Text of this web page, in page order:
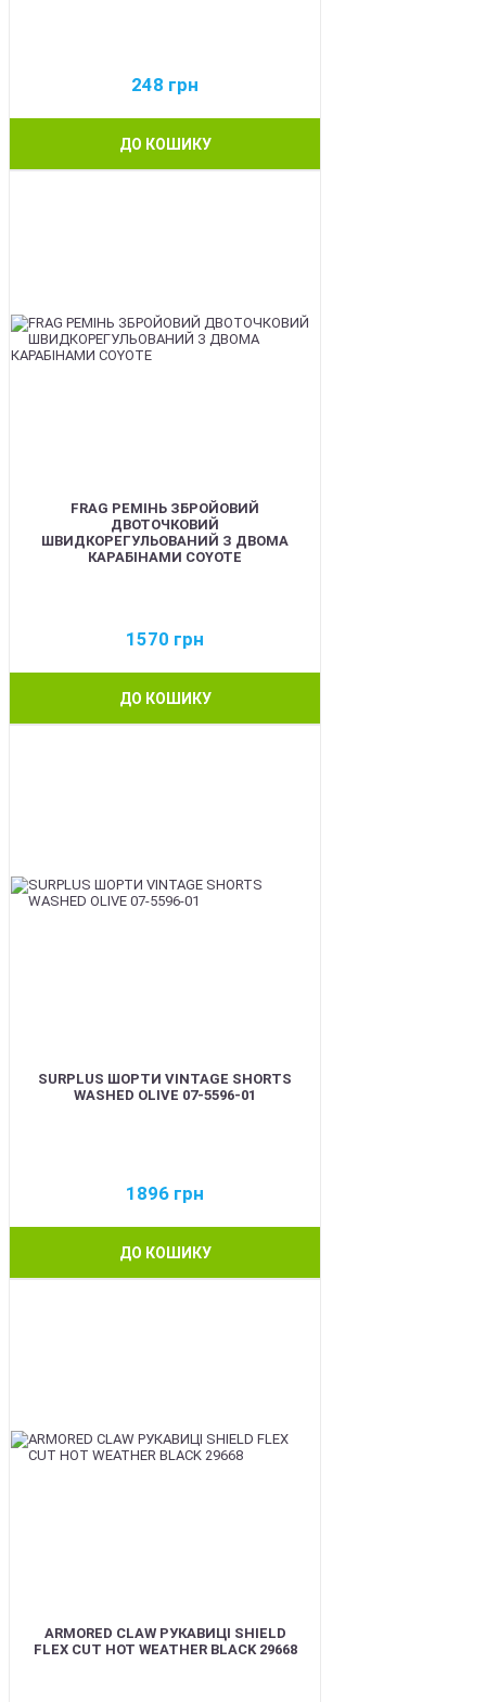
248 грн
ДО КОШИКУ
FRAG РЕМІНЬ ЗБРОЙОВИЙ
ДВОТОЧКОВИЙ
ШВИДКОРЕГУЛЬОВАНИЙ З ДВОМА
КАРАБІНАМИ COYOTE
1570 грн
ДО КОШИКУ
SURPLUS ШОРТИ VINTAGE SHORTS
WASHED OLIVE 07-5596-01
1896 грн
ДО КОШИКУ
ARMORED CLAW РУКАВИЦІ SHIELD
FLEX CUT HOT WEATHER BLACK 29668